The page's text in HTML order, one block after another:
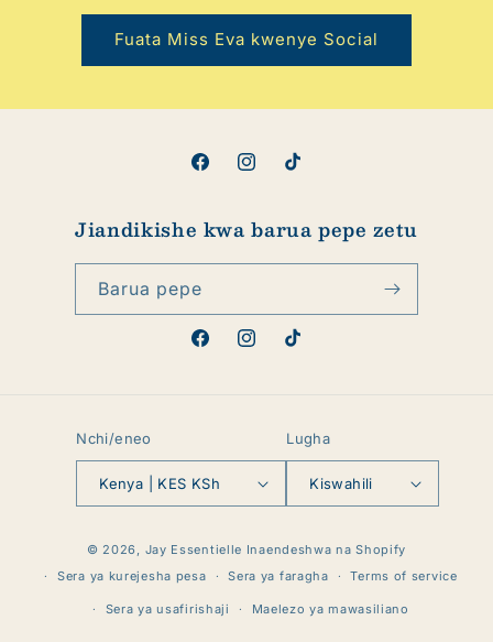
Fuata Miss Eva kwenye Social
FacebookInstagramTikTok
Jiandikishe kwa barua pepe zetu
Barua pepe
FacebookInstagramTikTok
Nchi/eneo
Kenya | KES KSh
Lugha
Kiswahili
© 2026, Jay Essentielle Inaendeshwa na Shopify
Sera ya kurejesha pesa
Sera ya faragha Terms of service
Sera ya usafirishaji Maelezo ya mawasiliano